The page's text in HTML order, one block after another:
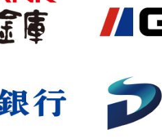
型プロポーザルの質疑回答について